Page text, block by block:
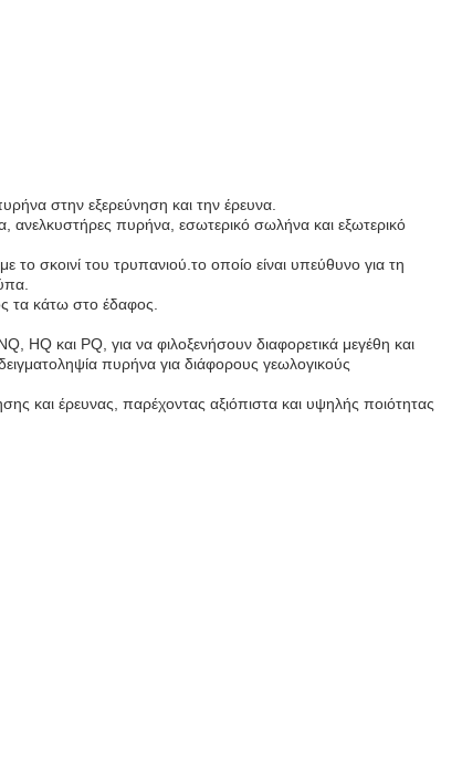
στην εξερεύνηση και την έρευνα.
πυρήνα, εσωτερικό σωλήνα και εξωτερικό
το σκοινί του τρυπανιού.το οποίο είναι υπεύθυνο για τη
τα κάτω στο έδαφος.
HQ και PQ, για να φιλοξενήσουν διαφορετικά μεγέθη και
πυρήνα για διάφορους γεωλογικούς
και έρευνας, παρέχοντας αξιόπιστα και υψηλής ποιότητας